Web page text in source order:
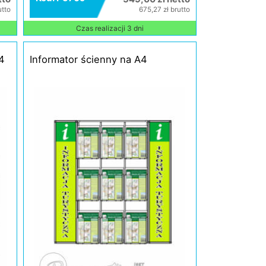
675,27 zł brutto
Czas realizacji 3 dni
Informator ścienny na A4